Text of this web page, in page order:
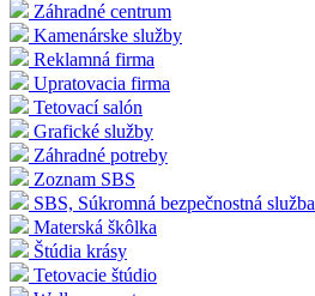
Záhradné centrum
Kamenárske služby
Reklamná firma
Upratovacia firma
Tetovací salón
Grafické služby
Záhradné potreby
Zoznam SBS
SBS, Súkromná bezpečnostná služba
Materská škôlka
Štúdia krásy
Tetovacie štúdio